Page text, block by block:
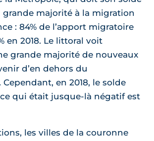
grande majorité à la migration
: 84% de l’apport migratoire
en 2018. Le littoral voit
grande majorité de nouveaux
d’en dehors du
en 2018, le solde
qui était jusque-là négatif est
les villes de la couronne